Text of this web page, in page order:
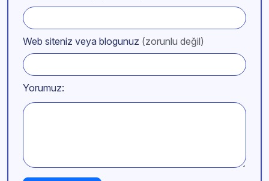
Web siteniz veya blogunuz (zorunlu değil)
Yorumuz: